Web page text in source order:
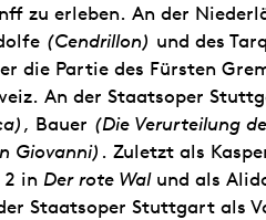
zu erleben. An der
(Cendrillon) und des
die Partie des Fürsten
An der Staatsoper
, Bauer (Die Verurteilung
Giovanni) . Zuletzt als
2 in Der rote Walund als
Staatsoper Stuttgart als